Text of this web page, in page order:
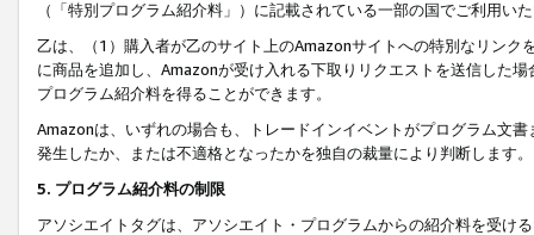
（「特別プログラム紹介料」）に記載されている一部の国でご利用い
乙は、（1）購入者が乙のサイト上のAmazonサイトへの特別なリン
に商品を追加し、Amazonが受け入れる下取りリクエストを送信した
プログラム紹介料を得ることができます。
Amazonは、いずれの場合も、トレードインイベントがプログラム文
発生したか、または不適格となったかを独自の裁量により判断します。
5. プログラム紹介料の制限
アソシエイトタグは、アソシエイト・プログラムからの紹介料を受け